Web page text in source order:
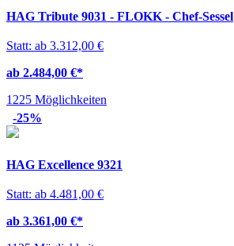
HAG Tribute 9031 - FLOKK - Chef-Sessel
Statt: ab 3.312,00 €
ab 2.484,00 €*
1225 Möglichkeiten
-25%
HAG Excellence 9321
Statt: ab 4.481,00 €
ab 3.361,00 €*